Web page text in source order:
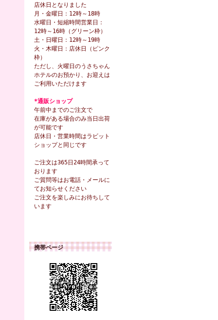
店休日となりました
月・金曜日：12時～18時
水曜日・短縮時間営業日：
12時～16時（グリーン枠）
土・日曜日：12時～19時
火・木曜日：店休日（ピンク
枠）
ただし、火曜日のうさちゃん
ホテルのお預かり、お迎えは
ご利用いただけます
*通販ショップ
午前中までのご注文で
在庫がある場合のみ当日出荷
が可能です
店休日・営業時間はラビット
ショップと同じです
ご注文は365日24時間承って
おります
ご質問等はお電話・メールに
てお知らせください
ご注文を楽しみにお待ちして
います
携帯ページ